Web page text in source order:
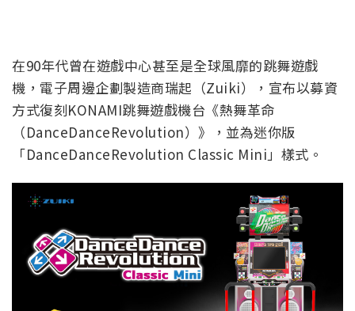
在90年代曾在遊戲中心甚至是全球風靡的跳舞遊戲
機，電子周邊企劃製造商瑞起（Zuiki），宣布以募資
方式復刻KONAMI跳舞遊戲機台《熱舞革命
（DanceDanceRevolution）》，並為迷你版
「DanceDanceRevolution Classic Mini」樣式。